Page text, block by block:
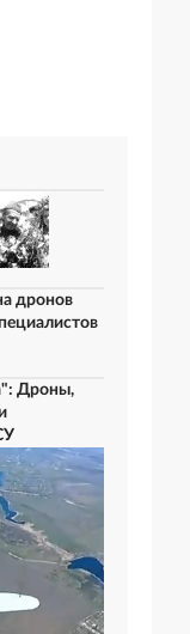
дронов
Дроны,